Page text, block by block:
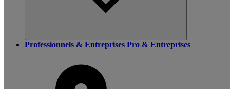
Professionnels & Entreprises Pro & Entreprises